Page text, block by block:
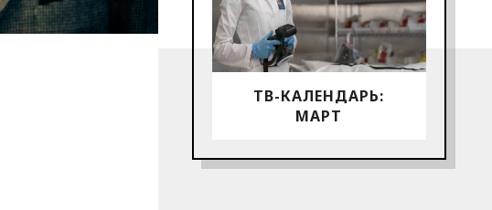
ТВ-КАЛЕНДАРЬ:
МАРТ